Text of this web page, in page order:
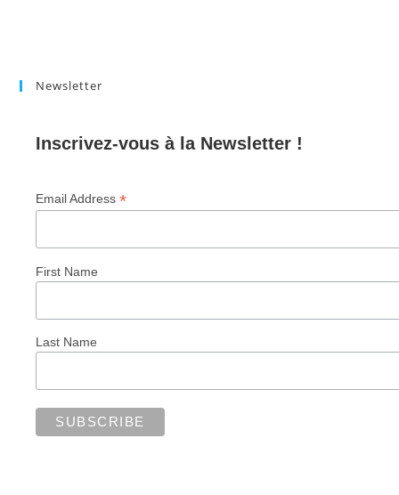
Newsletter
Inscrivez-vous à la Newsletter !
Email Address*
First Name
Last Name